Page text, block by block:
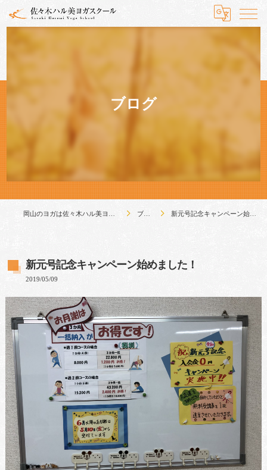
ブログ
ブログ 新元号記念キャンペーン始めました！
新元号記念キャンペーン始めました！
2019/05/09